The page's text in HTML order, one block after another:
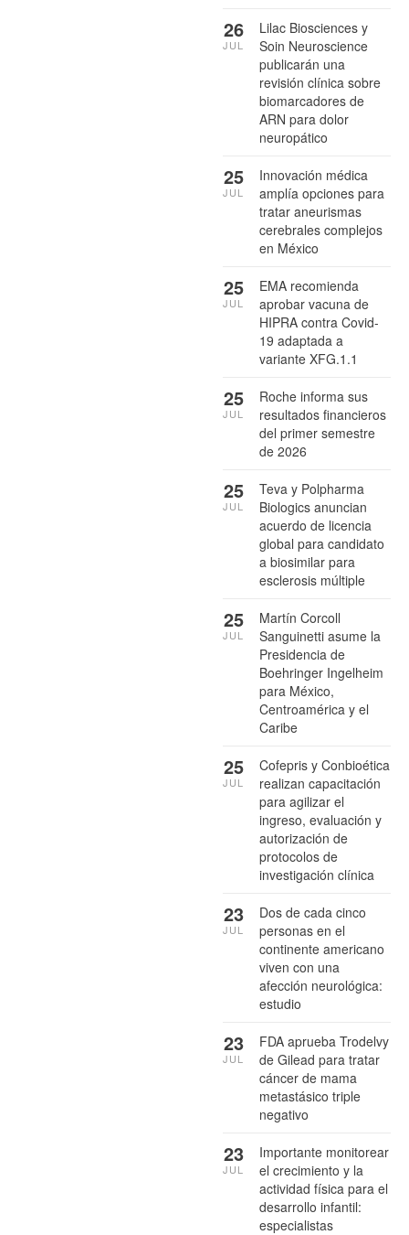
Lilac Biosciences y
Soin Neuroscience
publicarán una
revisión clínica sobre
biomarcadores de
ARN para dolor
neuropático
26
JUL
Innovación médica
amplía opciones para
tratar aneurismas
cerebrales complejos
en México
25
JUL
EMA recomienda
aprobar vacuna de
HIPRA contra Covid-
19 adaptada a
variante XFG.1.1
25
JUL
Roche informa sus
resultados financieros
del primer semestre
de 2026
25
JUL
Teva y Polpharma
Biologics anuncian
acuerdo de licencia
global para candidato
a biosimilar para
esclerosis múltiple
25
JUL
Martín Corcoll
Sanguinetti asume la
Presidencia de
Boehringer Ingelheim
para México,
Centroamérica y el
Caribe
25
JUL
Cofepris y Conbioética
realizan capacitación
para agilizar el
ingreso, evaluación y
autorización de
protocolos de
investigación clínica
25
JUL
Dos de cada cinco
personas en el
continente americano
viven con una
afección neurológica:
estudio
23
JUL
FDA aprueba Trodelvy
de Gilead para tratar
cáncer de mama
metastásico triple
negativo
23
JUL
Importante monitorear
el crecimiento y la
actividad física para el
desarrollo infantil:
especialistas
23
JUL